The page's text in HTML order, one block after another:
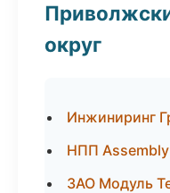
округ
Инжиниринг
НПП
ЗАО Модуль